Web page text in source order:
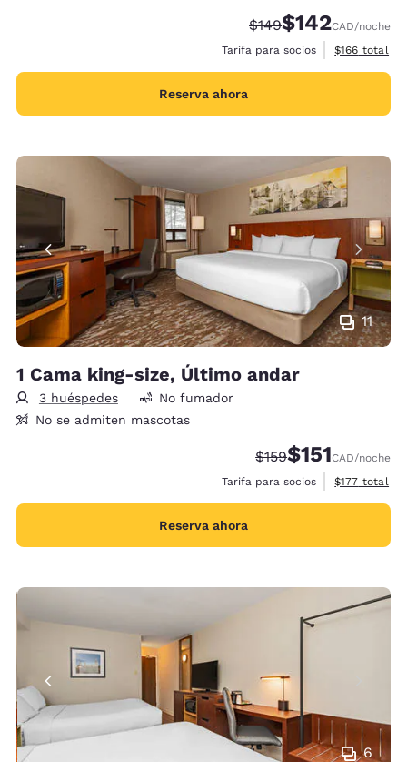
Tarifa tachada:
$149Tarifa reducida:
$142CAD/noche
Tarifa para socios
Ver detalles
$166 total
Reserva ahora
11
1 Cama king-size, Último andar
3 huéspedes
No fumador
No se admiten mascotas
Tarifa tachada:
$159Tarifa reducida:
$151CAD/noche
Tarifa para socios
Ver detalles
$177 total
Reserva ahora
6